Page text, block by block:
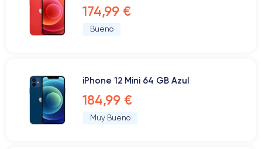
174,99 €
Bueno
iPhone 12 Mini 64 GB Azul
184,99 €
Muy Bueno